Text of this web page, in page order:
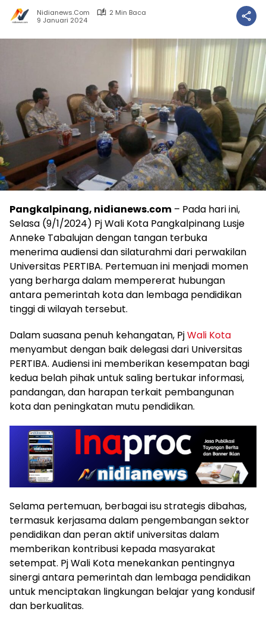
Nidianews.com
2 Min Baca
9 Januari 2024
Pangkalpinang, nidianews.com – Pada hari ini,
Selasa (9/1/2024) Pj Wali Kota Pangkalpinang Lusje
Anneke Tabalujan dengan tangan terbuka
menerima audiensi dan silaturahmi dari perwakilan
Universitas PERTIBA. Pertemuan ini menjadi momen
yang berharga dalam mempererat hubungan
antara pemerintah kota dan lembaga pendidikan
tinggi di wilayah tersebut.
Dalam suasana penuh kehangatan, PjWali Kota
menyambut dengan baik delegasi dari Universitas
PERTIBA. Audiensi ini memberikan kesempatan bagi
kedua belah pihak untuk saling bertukar informasi,
pandangan, dan harapan terkait pembangunan
kota dan peningkatan mutu pendidikan.
Selama pertemuan, berbagai isu strategis dibahas,
termasuk kerjasama dalam pengembangan sektor
pendidikan dan peran aktif universitas dalam
memberikan kontribusi kepada masyarakat
setempat. Pj Wali Kota menekankan pentingnya
sinergi antara pemerintah dan lembaga pendidikan
untuk menciptakan lingkungan belajar yang kondusif
dan berkualitas.